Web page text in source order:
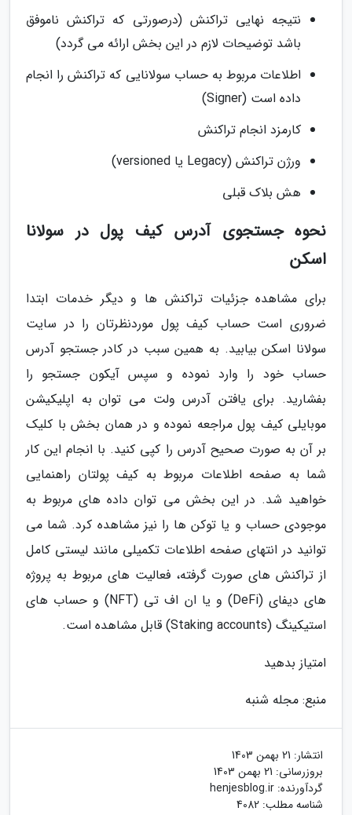
نتیجه نهایی تراکنش (درصورتی که تراکنش ناموفق
باشد توضیحات لازم در این بخش ارائه می گردد)
اطلاعات مربوط به حساب سولانایی که تراکنش را انجام
داده است (Signer)
کارمزد انجام تراکنش
ورژن تراکنش (Legacy یا versioned)
هش بلاک قبلی
نحوه جستجوی آدرس کیف پول در سولانا
اسکن
برای مشاهده جزئیات تراکنش ها و دیگر خدمات ابتدا
ضروری است حساب کیف پول موردنظرتان را در سایت
سولانا اسکن بیابید. به همین سبب در کادر جستجو آدرس
حساب خود را وارد نموده و سپس آیکون جستجو را
بفشارید. برای یافتن آدرس ولت می توان به اپلیکیشن
موبایلی کیف پول مراجعه نموده و در همان بخش با کلیک
بر آن به صورت صحیح آدرس را کپی کنید. با انجام این کار
شما به صفحه اطلاعات مربوط به کیف پولتان راهنمایی
خواهید شد. در این بخش می توان داده های مربوط به
موجودی حساب و یا توکن ها را نیز مشاهده کرد. شما می
توانید در انتهای صفحه اطلاعات تکمیلی مانند لیستی کامل
از تراکنش های صورت گرفته، فعالیت های مربوط به پروژه
های دیفای (DeFi) و یا ان اف تی (NFT) و حساب های
استیکینگ (Staking accounts) قابل مشاهده است.
امتیاز بدهید
منبع: مجله شنبه
انتشار: 21 بهمن 1403
بروزرسانی: 21 بهمن 1403
گردآورنده: henjesblog.ir
شناسه مطلب: 4082